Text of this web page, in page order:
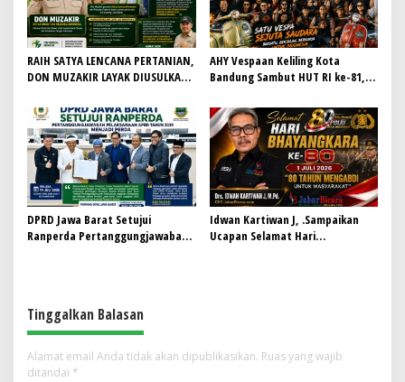
RAIH SATYA LENCANA PERTANIAN,
DON MUZAKIR LAYAK DIUSULKAN
AHY Vespaan Keliling Kota
Bandung Sambut HUT RI ke-81,
Kemanusiaan
DPRD Jawa Barat Setujui
Ranperda Pertanggungjawaban
Idwan Kartiwan J, .Sampaikan
Ucapan Selamat Hari
Tinggalkan Balasan
Alamat email Anda tidak akan dipublikasikan. Ruas yang wajib
ditandai *